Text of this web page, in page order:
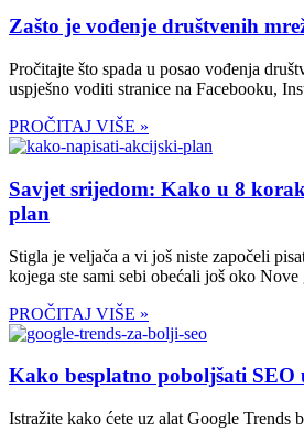
Zašto je vođenje društvenih
Pročitajte što spada u posao vođenja
uspješno voditi stranice na Facebooku,
PROČITAJ VIŠE »
Savjet srijedom: Kako u 8
plan
Stigla je veljača a vi još niste započeli
kojega ste sami sebi obećali još oko Nove
PROČITAJ VIŠE »
Kako besplatno poboljšati SEO
Istražite kako ćete uz alat Google Trends